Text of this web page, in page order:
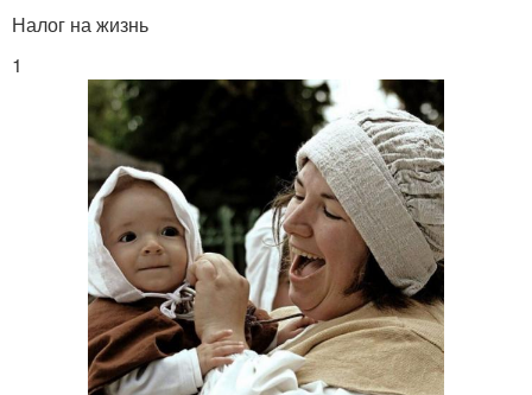
Налог на жизнь
1